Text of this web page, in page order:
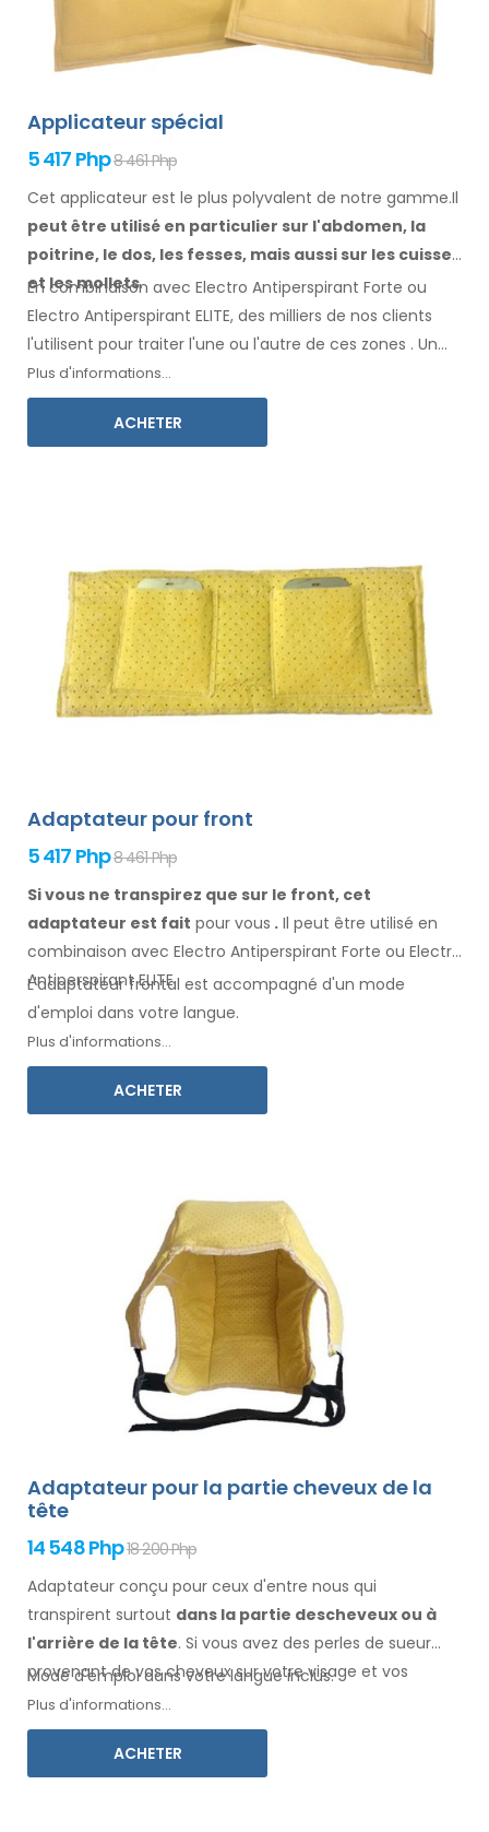
Applicateur spécial
5 417 Php8 461 Php
Cet applicateur est le plus polyvalent de notre gamme.Il
peut être utilisé en particulier sur l'abdomen, la
poitrine, le dos, les fesses, mais aussi sur les cuisses
et les mollets.
En combinaison avec Electro Antiperspirant Forte ou
Electro Antiperspirant ELITE, des milliers de nos clients
l'utilisent pour traiter l'une ou l'autre de ces zones . Un
mode d'emploidans votre langue
Plus d'informations...
ACHETER
Adaptateur pour front
5 417 Php8 461 Php
Si vous ne transpirez que sur le front, cet
adaptateur est fait pour vous . Il peut être utilisé en
combinaison avec Electro Antiperspirant Forte ou Electro
Antiperspirant ELITE.
L'adaptateurfrontal est accompagné d'un mode
d'emploi dans votre langue.
Plus d'informations...
ACHETER
Adaptateur pour la partie cheveux de la
tête
14 548 Php18 200 Php
Adaptateur conçu pour ceux d'entre nous qui
transpirent surtout dans la partie descheveux ou à
l'arrière de la tête. Si vous avez des perles de sueur
provenant de vos cheveuxsur votre visage et vos
vêtements, cet adaptateur, associé à Electro
Antiperspirant Forte ou Electro Antiperspirant ELITE, est
fait pour vous.
Mode d'emploi dans votre langue inclus.
Plus d'informations...
ACHETER